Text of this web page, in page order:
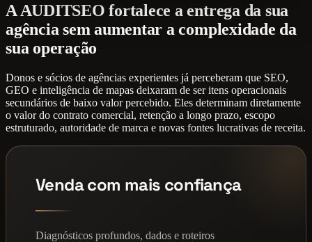
A AUDITSEO fortalece a entrega da sua
agência sem aumentar a complexidade da
sua operação
Donos e sócios de agências experientes já perceberam que SEO,
GEO e inteligência de mapas deixaram de ser itens operacionais
secundários de baixo valor percebido. Eles determinam diretamente
o valor do contrato comercial, retenção a longo prazo, escopo
estruturado, autoridade de marca e novas fontes lucrativas de receita.
Venda com mais confiança
Diagnósticos profundos, dados e roteiros